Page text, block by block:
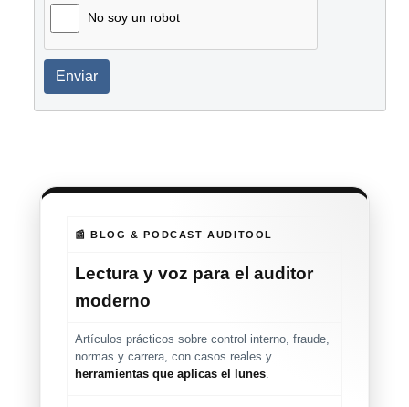
No soy un robot
Enviar
📰 BLOG & PODCAST AUDITOOL
Lectura y voz para el auditor
moderno
Artículos prácticos sobre control interno, fraude,
normas y carrera, con casos reales y
herramientas que aplicas el lunes